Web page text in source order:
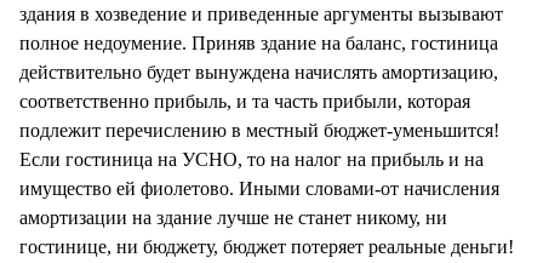
здания в хозведение и приведенные аргументы вызывают
полное недоумение. Приняв здание на баланс, гостиница
действительно будет вынуждена начислять амортизацию,
соответственно прибыль, и та часть прибыли, которая
подлежит перечислению в местный бюджет-уменьшится!
Если гостиница на УСНО, то на налог на прибыль и на
имущество ей фиолетово. Иными словами-от начисления
амортизации на здание лучше не станет никому, ни
гостинице, ни бюджету, бюджет потеряет реальные деньги!